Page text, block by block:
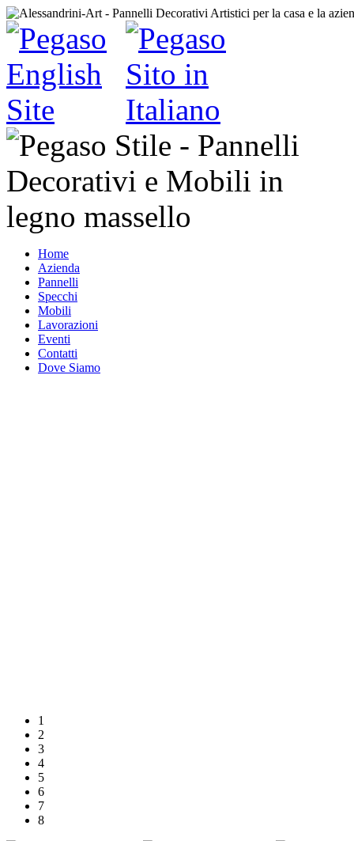
Home
Azienda
Pannelli
Specchi
Mobili
Lavorazioni
Eventi
Contatti
Dove Siamo
1
2
3
4
5
6
7
8